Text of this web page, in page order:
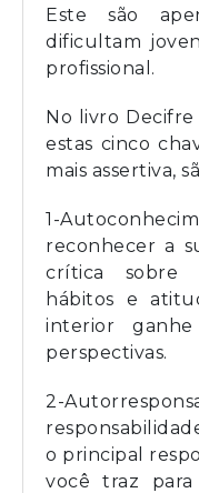
Este são
dificultam
profissional.
No livro
estas cinco
mais assertiva,
1-
reconhecer a
crítica sobre
hábitos e
interior
perspectivas.
2-
o principal
você traz